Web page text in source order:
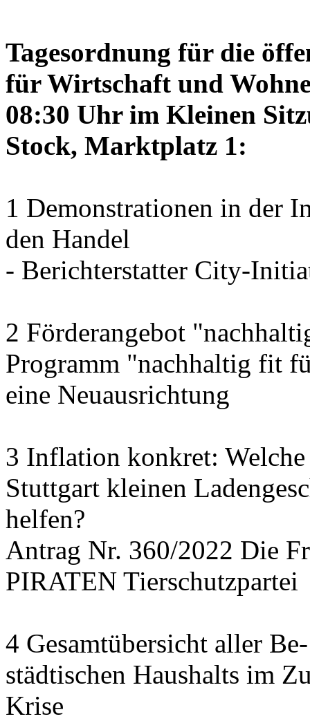
Tagesordnung für die
für Wirtschaft und
08:30 Uhr im Kleinen
Stock, Marktplatz 1:
1 Demonstrationen in der
den Handel
- Berichterstatter City-
2 Förderangebot
Programm "nachhaltig fit
eine Neuausrichtung
3 Inflation konkret:
Stuttgart kleinen
helfen?
Antrag Nr. 360/2022 Die
PIRATEN Tierschutzpartei
4 Gesamtübersicht aller
städtischen Haushalts im
Krise